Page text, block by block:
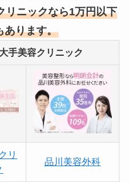
リニックなら1万円以下
あります。
手美容クリニック
リ
品川美容外科